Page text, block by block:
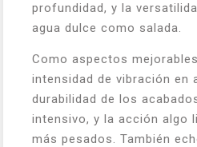
profundidad, y la
agua dulce como salada.
Como aspectos
intensidad de vibración en
durabilidad de los
intensivo, y la acción algo
más pesados. También